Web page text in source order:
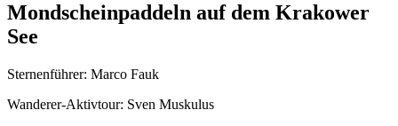
Mondscheinpaddeln auf dem Krakower
See
Sternenführer: Marco Fauk
Wanderer-Aktivtour: Sven Muskulus